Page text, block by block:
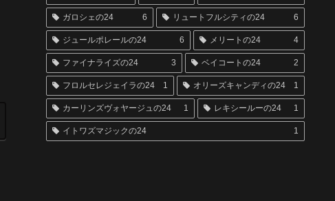
ガロシェの24 6 リュートフルシティの24 6
ジュールポレールの24 6 メリートの24 4
ファイナライズの24 3 ベイコートの24 2
フロルセレジェイラの24 1 オリーズキャンディの24 1
カーリンズヴォヤージュの24 1 レキシールーの24 1
イトワズマジックの24 1